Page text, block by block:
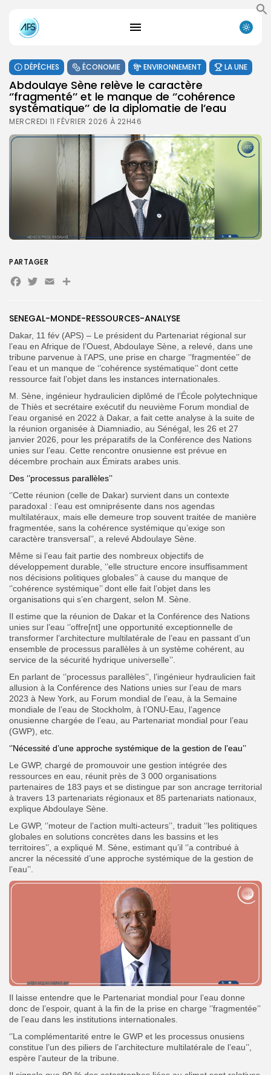
Search
for:
Search
Button
FR
DÉPÊCHES ÉCONOMIE ENVIRONNEMENT LA UNE
Abdoulaye Sène relève le caractère
‘’fragmenté’’ et le manque de ‘’cohérence
systématique’’ de la diplomatie de l’eau
MERCREDI 11 FÉVRIER 2026 À 22H46
SENEGAL-MONDE-RESSOURCES-ANALYSE
Dakar, 11 fév (APS) – Le président du Partenariat régional sur
l’eau en Afrique de l’Ouest, Abdoulaye Sène, a relevé, dans une
tribune parvenue à l’APS, une prise en charge ‘’fragmentée’’ de
l’eau et un manque de ‘’cohérence systématique’’ dont cette
ressource fait l’objet dans les instances internationales.
M. Sène, ingénieur hydraulicien diplômé de l’École polytechnique
de Thiès et secrétaire exécutif du neuvième Forum mondial de
l’eau organisé en 2022 à Dakar, a fait cette analyse à la suite de
la réunion organisée à Diamniadio, au Sénégal, les 26 et 27
janvier 2026, pour les préparatifs de la Conférence des Nations
unies sur l’eau. Cette rencontre onusienne est prévue en
décembre prochain aux Émirats arabes unis.
Des ‘’processus parallèles’’
‘’Cette réunion (celle de Dakar) survient dans un contexte
paradoxal : l’eau est omniprésente dans nos agendas
multilatéraux, mais elle demeure trop souvent traitée de manière
fragmentée, sans la cohérence systémique qu’exige son
caractère transversal’’, a relevé Abdoulaye Sène.
Même si l’eau fait partie des nombreux objectifs de
développement durable, ‘’elle structure encore insuffisamment
nos décisions politiques globales’’ à cause du manque de
‘’cohérence systémique’’ dont elle fait l’objet dans les
organisations qui s’en chargent, selon M. Sène.
Il estime que la réunion de Dakar et la Conférence des Nations
unies sur l’eau ‘’offre[nt] une opportunité exceptionnelle de
transformer l’architecture multilatérale de l’eau en passant d’un
ensemble de processus parallèles à un système cohérent, au
service de la sécurité hydrique universelle’’.
En parlant de ‘’processus parallèles’’, l’ingénieur hydraulicien fait
allusion à la Conférence des Nations unies sur l’eau de mars
2023 à New York, au Forum mondial de l’eau, à la Semaine
mondiale de l’eau de Stockholm, à l’ONU-Eau, l’agence
onusienne chargée de l’eau, au Partenariat mondial pour l’eau
(GWP), etc.
‘’Nécessité d’une approche systémique de la gestion de l’eau’’
Le GWP, chargé de promouvoir une gestion intégrée des
ressources en eau, réunit près de 3 000 organisations
partenaires de 183 pays et se distingue par son ancrage territorial
à travers 13 partenariats régionaux et 85 partenariats nationaux,
explique Abdoulaye Sène.
Le GWP, ‘’moteur de l’action multi-acteurs’’, traduit ‘’les politiques
globales en solutions concrètes dans les bassins et les
territoires’’, a expliqué M. Sène, estimant qu’il ‘’a contribué à
ancrer la nécessité d’une approche systémique de la gestion de
l’eau’’.
Il laisse entendre que le Partenariat mondial pour l’eau donne
donc de l’espoir, quant à la fin de la prise en charge ‘’fragmentée’’
de l’eau dans les institutions internationales.
‘’La complémentarité entre le GWP et les processus onusiens
constitue l’un des piliers de l’architecture multilatérale de l’eau’’,
espère l’auteur de la tribune.
PARTAGER
Facebook
Twitter
EmailPartager